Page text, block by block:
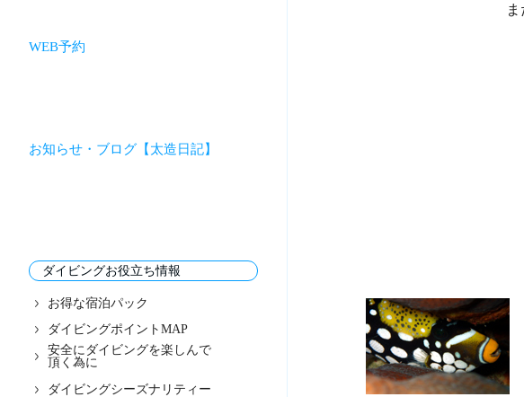
WEB予約
お知らせ・ブログ【太造日記】
ダイビングお役立ち情報
お得な宿泊パック
ダイビングポイントMAP
安全にダイビングを楽しんで
頂く為に
ダイビングシーズナリティー